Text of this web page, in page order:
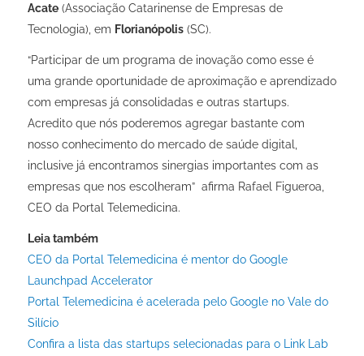
Acate(Associação Catarinense de Empresas de
Tecnologia), em Florianópolis(SC).
“Participar de um programa de inovação como esse é
uma grande oportunidade de aproximação e aprendizado
com empresas já consolidadas e outras startups.
Acredito que nós poderemos agregar bastante com
nosso conhecimento do mercado de saúde digital,
inclusive já encontramos sinergias importantes com as
empresas que nos escolheram” afirma Rafael Figueroa,
CEO da Portal Telemedicina.
Leia também
CEO da Portal Telemedicina é mentor do Google
Launchpad Accelerator
Portal Telemedicina é acelerada pelo Google no Vale do
Silício
Confira a lista das startups selecionadas para o Link Lab